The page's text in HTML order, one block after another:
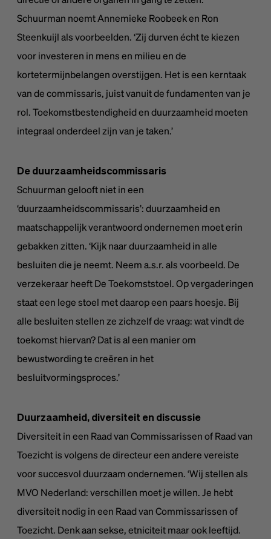
Schuurman noemt Annemieke Roobeek en Ron
Steenkuijl als voorbeelden. ‘Zij durven écht te kiezen
voor investeren in mens en milieu en de
kortetermijnbelangen overstijgen. Het is een kerntaak
van de commissaris, juist vanuit de fundamenten van je
rol. Toekomstbestendigheid en duurzaamheid moeten
integraal onderdeel zijn van je taken.’
De duurzaamheidscommissaris
Schuurman gelooft niet in een
‘duurzaamheidscommissaris’: duurzaamheid en
maatschappelijk verantwoord ondernemen moet erin
gebakken zitten. ‘Kijk naar duurzaamheid in alle
besluiten die je neemt. Neem a.s.r. als voorbeeld. De
verzekeraar heeft De Toekomststoel. Op vergaderingen
staat een lege stoel met daarop een paars hoesje. Bij
alle besluiten stellen ze zichzelf de vraag: wat vindt de
toekomst hiervan? Dat is al een manier om
bewustwording te creëren in het
besluitvormingsproces.’
Duurzaamheid, diversiteit en discussie
Diversiteit in een Raad van Commissarissen of Raad van
Toezicht is volgens de directeur een andere vereiste
voor succesvol duurzaam ondernemen. ‘Wij stellen als
MVO Nederland: verschillen moet je willen. Je hebt
diversiteit nodig in een Raad van Commissarissen of
Toezicht. Denk aan sekse, etniciteit maar ook leeftijd.